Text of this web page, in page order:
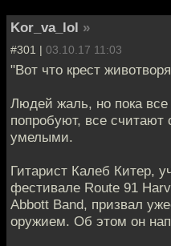
Kor_va_lol »
#301 | 03.10.17 11:03
"Вот что крест
Людей жаль, но пока
попробуют, все
умелыми.
Гитарист Калеб Китер,
фестивале Route 91
Abbott Band, призвал
оружием. Об этом он